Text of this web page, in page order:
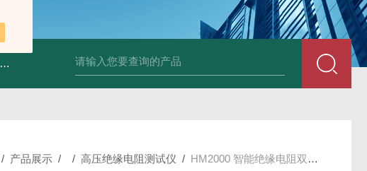
KDCR4400双钳相位伏安表 ML12A手持式相位伏安表 SMG2000E钳形相位
/ 产品展示 / /高压绝缘电阻测试仪 / HM2000 智能绝缘电阻双显测试仪